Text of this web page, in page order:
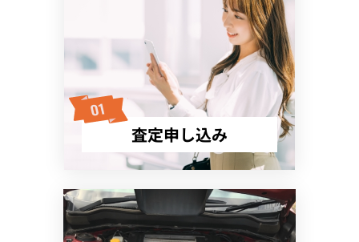
査定申し込み